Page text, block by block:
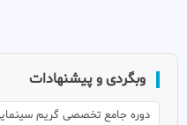
وبگردی و پیشنهادات
دوره جامع تخصصی گریم